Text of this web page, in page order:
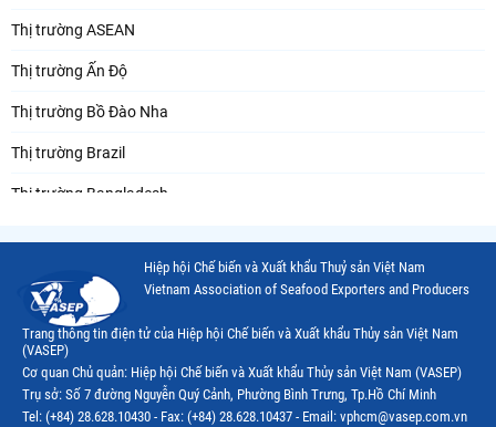
Thị trường ASEAN
Thị trường Ấn Độ
Thị trường Bồ Đào Nha
Thị trường Brazil
Thị trường Bangladesh
Thị trường Canada
Thị trường Ecuador
Thị trường EU
Thị trường Indonesia
Hiệp hội Chế biến và Xuất khẩu Thuỷ sản Việt Nam
Vietnam Association of Seafood Exporters and Producers
Trang thông tin điện tử của Hiệp hội Chế biến và Xuất khẩu Thủy sản Việt Nam
(VASEP)
Cơ quan Chủ quản: Hiệp hội Chế biến và Xuất khẩu Thủy sản Việt Nam (VASEP)
Trụ sở: Số 7 đường Nguyễn Quý Cảnh, Phường Bình Trưng, Tp.Hồ Chí Minh
Tel: (+84) 28.628.10430 - Fax: (+84) 28.628.10437 - Email: vphcm@vasep.com.vn